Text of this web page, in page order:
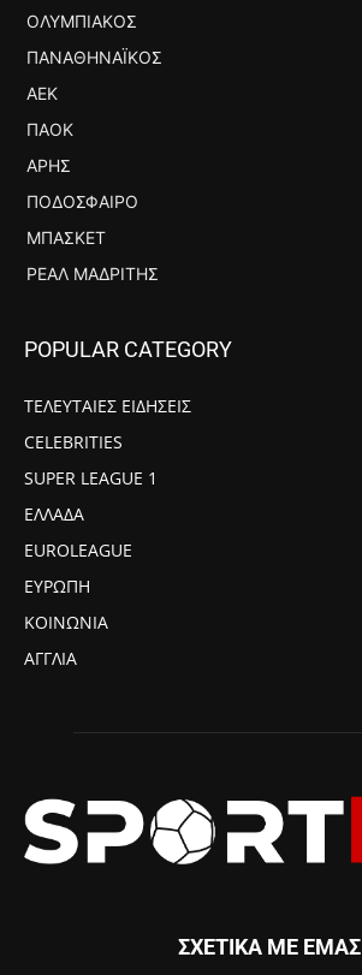
ΟΛΥΜΠΙΑΚΌΣ
ΠΑΝΑΘΗΝΑΪΚΌΣ
ΑΕΚ
ΠΑΟΚ
ΆΡΗΣ
ΠΟΔΌΣΦΑΙΡΟ
ΜΠΆΣΚΕΤ
ΡΕΆΛ ΜΑΔΡΊΤΗΣ
POPULAR CATEGORY
ΤΕΛΕΥΤΑΙΕΣ ΕΙΔΗΣΕΙΣ
CELEBRITIES
SUPER LEAGUE 1
ΕΛΛΑΔΑ
EUROLEAGUE
ΕΥΡΩΠΗ
ΚΟΙΝΩΝΙΑ
ΑΓΓΛΙΑ
ΣΧΕΤΙΚΑ ΜΕ ΕΜΑΣ